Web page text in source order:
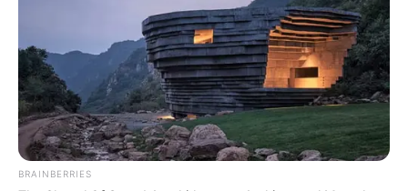
(foto: instagram/official_izone)
BRAINBERRIES